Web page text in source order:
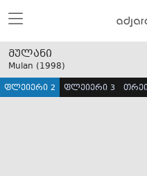
მულანი
Mulan (1998)
ფლეიერი 2 ფლეიერი 3